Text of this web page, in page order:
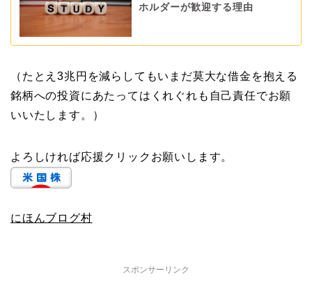
ホルダーが歓迎する理由
（たとえ3兆円を減らしてもいまだ莫大な借金を抱える
銘柄への投資にあたってはくれぐれも自己責任でお願
いいたします。）
よろしければ応援クリックお願いします。
にほんブログ村
スポンサーリンク